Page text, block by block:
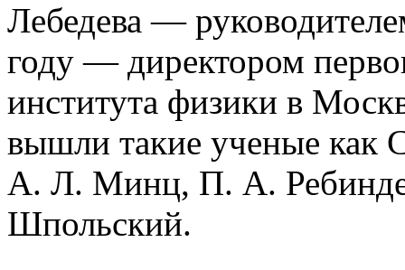
Лебедева —
году — директором
института физики в
вышли такие ученые как
А. Л. Минц, П. А.
Шпольский.